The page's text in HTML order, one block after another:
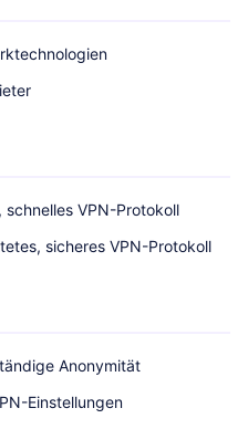
schnelles VPN-Protokoll
sicheres VPN-Protokoll
Anonymität
Einstellungen